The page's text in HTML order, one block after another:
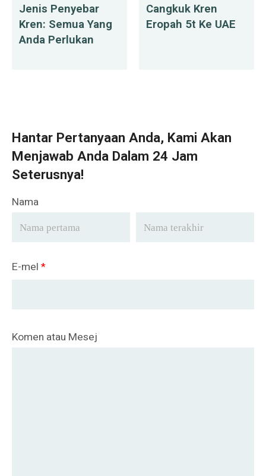
Jenis Penyebar
Kren: Semua Yang
Anda Perlukan
Cangkuk Kren
Eropah 5t Ke UAE
Hantar Pertanyaan Anda, Kami Akan
Menjawab Anda Dalam 24 Jam
Seterusnya!
Nama
E-mel *
Komen atau Mesej